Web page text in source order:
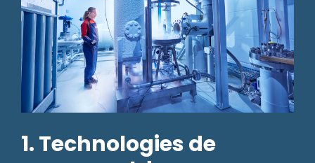
1. Technologies de